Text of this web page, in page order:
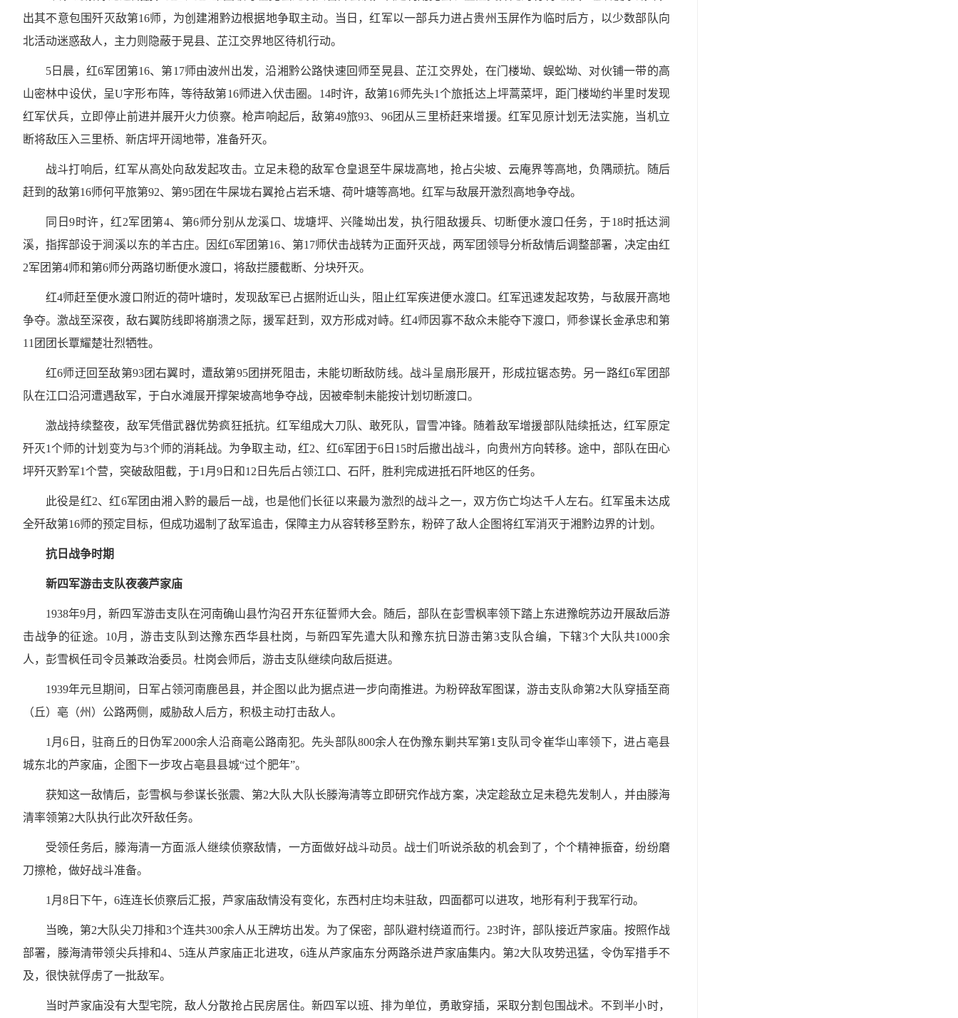
出其不意包围歼灭敌第16师，为创建湘黔边根据地争取主动。当日，红军以一部兵力进占贵州玉屏作为临时后方，以少数部队向
北活动迷惑敌人，主力则隐蔽于晃县、芷江交界地区待机行动。
5日晨，红6军团第16、第17师由波州出发，沿湘黔公路快速回师至晃县、芷江交界处，在门楼坳、蜈蚣坳、对伙铺一带的高
山密林中设伏，呈U字形布阵，等待敌第16师进入伏击圈。14时许，敌第16师先头1个旅抵达上坪蒿菜坪，距门楼坳约半里时发现
红军伏兵，立即停止前进并展开火力侦察。枪声响起后，敌第49旅93、96团从三里桥赶来增援。红军见原计划无法实施，当机立
断将敌压入三里桥、新店坪开阔地带，准备歼灭。
战斗打响后，红军从高处向敌发起攻击。立足未稳的敌军仓皇退至牛屎垅高地，抢占尖坡、云庵界等高地，负隅顽抗。随后
赶到的敌第16师何平旅第92、第95团在牛屎垅右翼抢占岩禾塘、荷叶塘等高地。红军与敌展开激烈高地争夺战。
同日9时许，红2军团第4、第6师分别从龙溪口、垅塘坪、兴隆坳出发，执行阻敌援兵、切断便水渡口任务，于18时抵达涧
溪，指挥部设于涧溪以东的羊古庄。因红6军团第16、第17师伏击战转为正面歼灭战，两军团领导分析敌情后调整部署，决定由红
2军团第4师和第6师分两路切断便水渡口，将敌拦腰截断、分块歼灭。
红4师赶至便水渡口附近的荷叶塘时，发现敌军已占据附近山头，阻止红军疾进便水渡口。红军迅速发起攻势，与敌展开高地
争夺。激战至深夜，敌右翼防线即将崩溃之际，援军赶到，双方形成对峙。红4师因寡不敌众未能夺下渡口，师参谋长金承忠和第
11团团长覃耀楚壮烈牺牲。
红6师迂回至敌第93团右翼时，遭敌第95团拼死阻击，未能切断敌防线。战斗呈扇形展开，形成拉锯态势。另一路红6军团部
队在江口沿河遭遇敌军，于白水滩展开撑架坡高地争夺战，因被牵制未能按计划切断渡口。
激战持续整夜，敌军凭借武器优势疯狂抵抗。红军组成大刀队、敢死队，冒雪冲锋。随着敌军增援部队陆续抵达，红军原定
歼灭1个师的计划变为与3个师的消耗战。为争取主动，红2、红6军团于6日15时后撤出战斗，向贵州方向转移。途中，部队在田心
坪歼灭黔军1个营，突破敌阻截，于1月9日和12日先后占领江口、石阡，胜利完成进抵石阡地区的任务。
此役是红2、红6军团由湘入黔的最后一战，也是他们长征以来最为激烈的战斗之一，双方伤亡均达千人左右。红军虽未达成
全歼敌第16师的预定目标，但成功遏制了敌军追击，保障主力从容转移至黔东，粉碎了敌人企图将红军消灭于湘黔边界的计划。
抗日战争时期
新四军游击支队夜袭芦家庙
1938年9月，新四军游击支队在河南确山县竹沟召开东征誓师大会。随后，部队在彭雪枫率领下踏上东进豫皖苏边开展敌后游
击战争的征途。10月，游击支队到达豫东西华县杜岗，与新四军先遣大队和豫东抗日游击第3支队合编，下辖3个大队共1000余
人，彭雪枫任司令员兼政治委员。杜岗会师后，游击支队继续向敌后挺进。
1939年元旦期间，日军占领河南鹿邑县，并企图以此为据点进一步向南推进。为粉碎敌军图谋，游击支队命第2大队穿插至商
（丘）亳（州）公路两侧，威胁敌人后方，积极主动打击敌人。
1月6日，驻商丘的日伪军2000余人沿商亳公路南犯。先头部队800余人在伪豫东剿共军第1支队司令崔华山率领下，进占亳县
城东北的芦家庙，企图下一步攻占亳县县城“过个肥年”。
获知这一敌情后，彭雪枫与参谋长张震、第2大队大队长滕海清等立即研究作战方案，决定趁敌立足未稳先发制人，并由滕海
清率领第2大队执行此次歼敌任务。
受领任务后，滕海清一方面派人继续侦察敌情，一方面做好战斗动员。战士们听说杀敌的机会到了，个个精神振奋，纷纷磨
刀擦枪，做好战斗准备。
1月8日下午，6连连长侦察后汇报，芦家庙敌情没有变化，东西村庄均未驻敌，四面都可以进攻，地形有利于我军行动。
当晚，第2大队尖刀排和3个连共300余人从王牌坊出发。为了保密，部队避村绕道而行。23时许，部队接近芦家庙。按照作战
部署，滕海清带领尖兵排和4、5连从芦家庙正北进攻，6连从芦家庙东分两路杀进芦家庙集内。第2大队攻势迅猛，令伪军措手不
及，很快就俘虏了一批敌军。
当时芦家庙没有大型宅院，敌人分散抢占民房居住。新四军以班、排为单位，勇敢穿插，采取分割包围战术。不到半小时，